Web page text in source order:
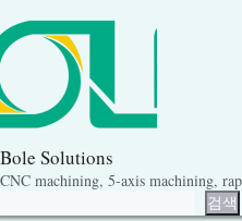
텐
츠
건
너
뛰
기
Bole Solutions
CNC machining, 5-axis machining,
검색